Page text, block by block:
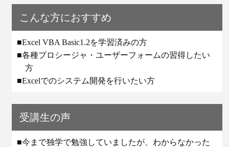
こんな方におすすめ
■Excel VBA Basic1.2を学習済みの方
■各種プロシージャ・ユーザーフォームの習得したい
方
■Excelでのシステム開発を行いたい方
受講生の声
■今まで独学で勉強していましたが、わからなかった